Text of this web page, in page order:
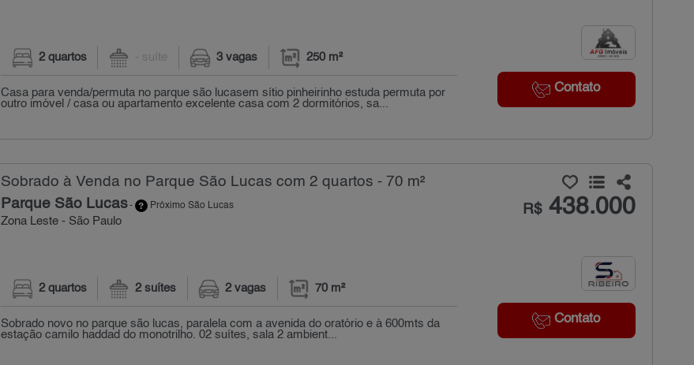
Contato
2 quartos - suíte 3 vagas 250 m²
Casa para venda/permuta no parque são lucasem sítio pinheirinho estuda permuta por
outro imóvel / casa ou apartamento excelente casa com 2 dormitórios, sa...
Sobrado à Venda no Parque São Lucas com 2 quartos - 70 m²
Parque São Lucas- Próximo São Lucas
Zona Leste - São Paulo
R$438.000
Contato
2 quartos 2 suítes 2 vagas 70 m²
Sobrado novo no parque são lucas, paralela com a avenida do oratório e à 600mts da
estação camilo haddad do monotrilho. 02 suítes, sala 2 ambient...